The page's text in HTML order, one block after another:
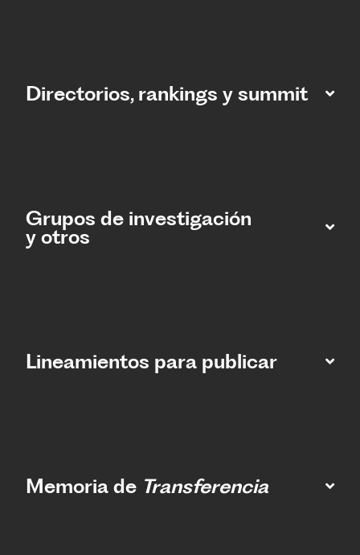
Directorios, rankings y summit
Grupos de investigación
y otros
Lineamientos para publicar
Memoria de Transferencia